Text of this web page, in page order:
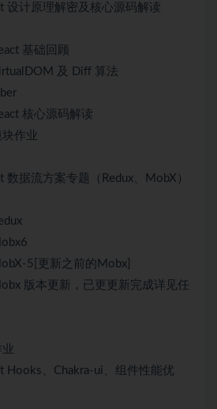
设计原理解密及核心源码解读
基础回顾
及 Diff 算法
核心源码解读
作业
数据流方案专题（Redux、MobX）
5[更新之前的Mobx]
版本更新，已更更新完成详见任
Hooks、Chakra-ui、组件性能优